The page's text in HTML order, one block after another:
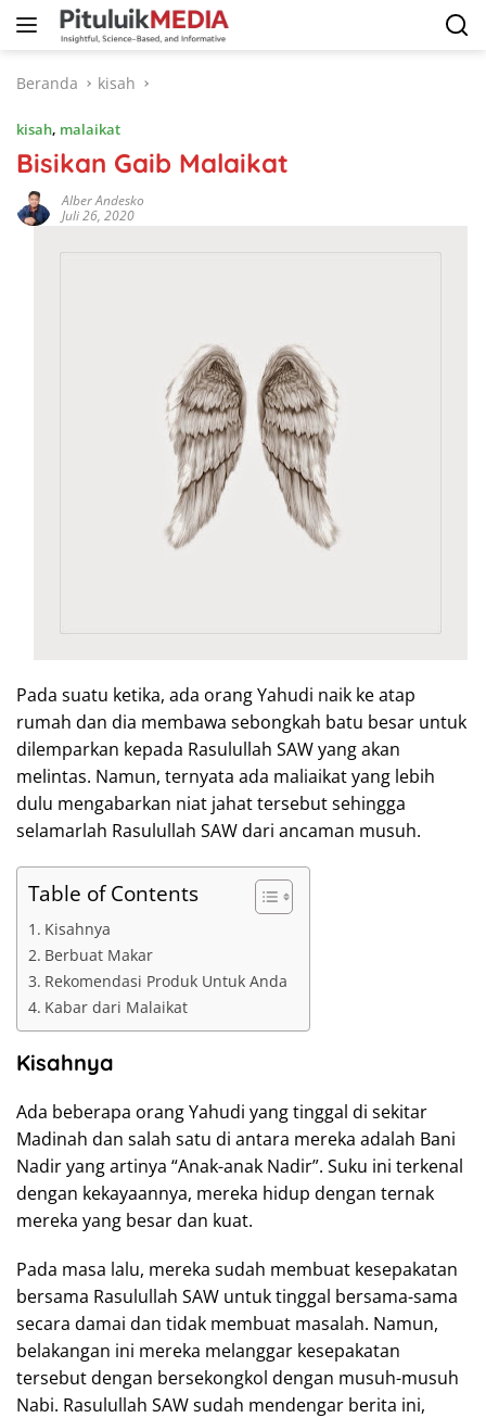
Langsung
Beranda
kisah
kisah, malaikat
Bisikan Gaib Malaikat
Alber Andesko
Juli 26, 2020
Pada suatu ketika, ada orang Yahudi naik ke atap
rumah dan dia membawa sebongkah batu besar untuk
dilemparkan kepada Rasulullah SAW yang akan
melintas. Namun, ternyata ada maliaikat yang lebih
dulu mengabarkan niat jahat tersebut sehingga
selamarlah Rasulullah SAW dari ancaman musuh.
Table of Contents
Kisahnya
Berbuat Makar
Rekomendasi Produk Untuk Anda
Kabar dari Malaikat
Kisahnya
Ada beberapa orang Yahudi yang tinggal di sekitar
Madinah dan salah satu di antara mereka adalah Bani
Nadir yang artinya “Anak-anak Nadir”. Suku ini terkenal
dengan kekayaannya, mereka hidup dengan ternak
mereka yang besar dan kuat.
Pada masa lalu, mereka sudah membuat kesepakatan
bersama Rasulullah SAW untuk tinggal bersama-sama
secara damai dan tidak membuat masalah. Namun,
belakangan ini mereka melanggar kesepakatan
tersebut dengan bersekongkol dengan musuh-musuh
Nabi. Rasulullah SAW sudah mendengar berita ini,